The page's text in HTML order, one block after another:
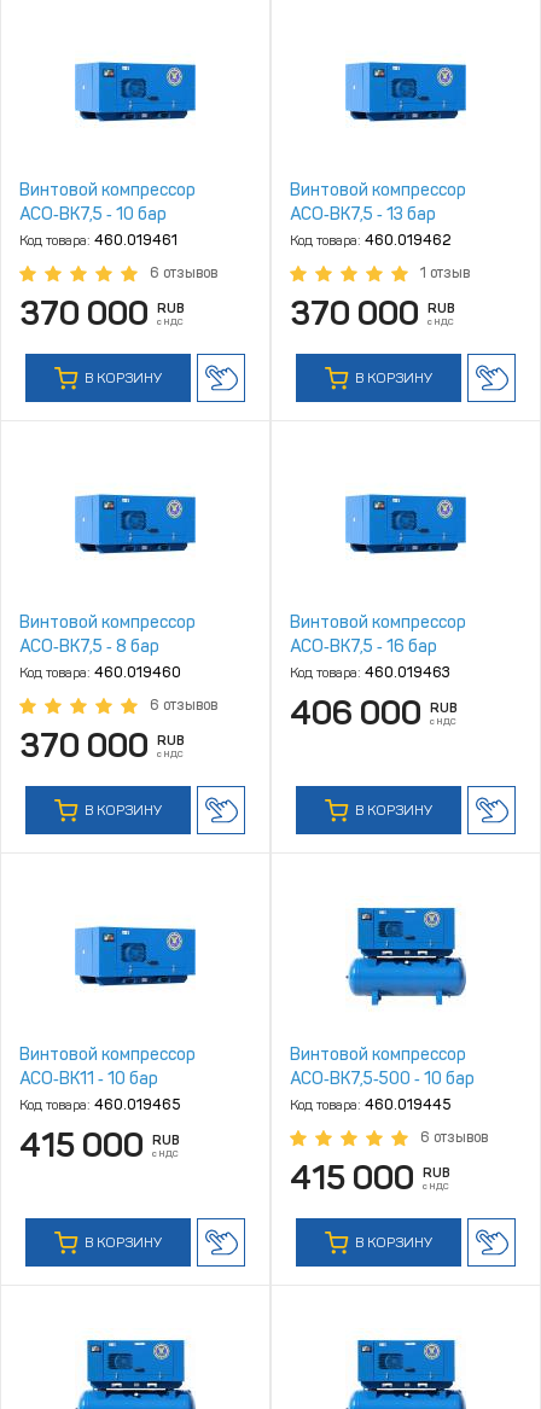
Винтовой компрессор
АСО‑ВК7,5 ‑ 10 бар
Код товара: 460.019461
6 отзывов
370 000 RUB
с НДС
В КОРЗИНУ
Винтовой компрессор
АСО‑ВК7,5 ‑ 13 бар
Код товара: 460.019462
1 отзыв
370 000 RUB
с НДС
В КОРЗИНУ
Винтовой компрессор
АСО‑ВК7,5 ‑ 8 бар
Код товара: 460.019460
6 отзывов
370 000 RUB
с НДС
В КОРЗИНУ
Винтовой компрессор
АСО‑ВК7,5 ‑ 16 бар
Код товара: 460.019463
406 000 RUB
с НДС
В КОРЗИНУ
Винтовой компрессор
АСО‑ВК11 ‑ 10 бар
Код товара: 460.019465
415 000 RUB
с НДС
В КОРЗИНУ
Винтовой компрессор
АСО‑ВК7,5‑500 ‑ 10 бар
Код товара: 460.019445
6 отзывов
415 000 RUB
с НДС
В КОРЗИНУ